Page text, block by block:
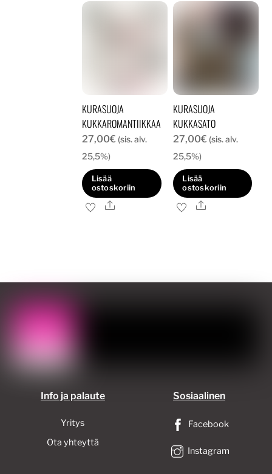
KURASUOJA
KUKKAROMANTIIKKAA
27,00€ (sis. alv.
25,5%)
Lisää
ostoskoriin
Ale
KURASUOJA
KUKKASATO
27,00€ (sis. alv.
25,5%)
Lisää
ostoskoriin
Ale
Info ja palaute
Yritys
Ota yhteyttä
Sosiaalinen
Facebook
Instagram